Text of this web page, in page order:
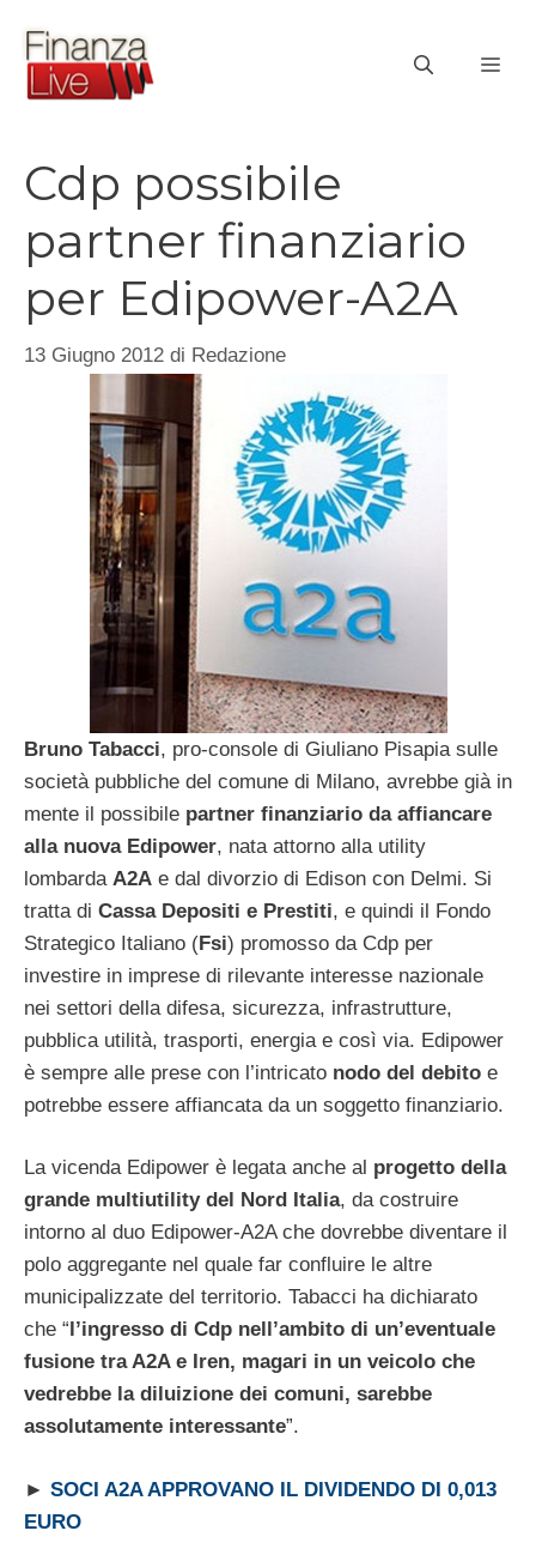
contenuto
Cdp possibile
partner finanziario
per Edipower-A2A
13 Giugno 2012 di Redazione
Bruno Tabacci, pro-console di Giuliano Pisapia sulle
società pubbliche del comune di Milano, avrebbe già in
mente il possibile partner finanziario da affiancare
alla nuova Edipower, nata attorno alla utility
lombarda A2A e dal divorzio di Edison con Delmi. Si
tratta di Cassa Depositi e Prestiti, e quindi il Fondo
Strategico Italiano (Fsi) promosso da Cdp per
investire in imprese di rilevante interesse nazionale
nei settori della difesa, sicurezza, infrastrutture,
pubblica utilità, trasporti, energia e così via. Edipower
è sempre alle prese con l’intricato nodo del debito e
potrebbe essere affiancata da un soggetto finanziario.
La vicenda Edipower è legata anche al progetto della
grande multiutility del Nord Italia, da costruire
intorno al duo Edipower-A2A che dovrebbe diventare il
polo aggregante nel quale far confluire le altre
municipalizzate del territorio. Tabacci ha dichiarato
che “ l’ingresso di Cdp nell’ambito di un’eventuale
fusione tra A2A e Iren, magari in un veicolo che
vedrebbe la diluizione dei comuni, sarebbe
assolutamente interessante”.
► SOCI A2A APPROVANO IL DIVIDENDO DI 0,013
EURO